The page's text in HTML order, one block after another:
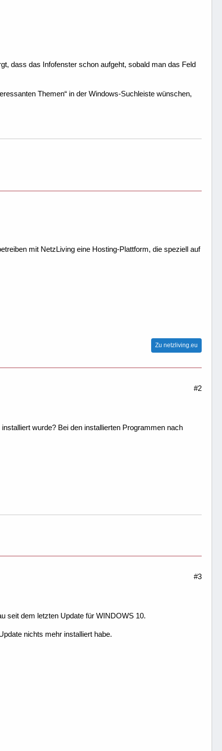
dass das Infofenster schon aufgeht, sobald man das Feld
Themen“ in der Windows-Suchleiste wünschen,
mit NetzLiving eine Hosting-Plattform, die speziell auf
Zu netzliving.eu
#2
wurde? Bei den installierten Programmen nach
#3
seit dem letzten Update für WINDOWS 10.
nichts mehr installiert habe.